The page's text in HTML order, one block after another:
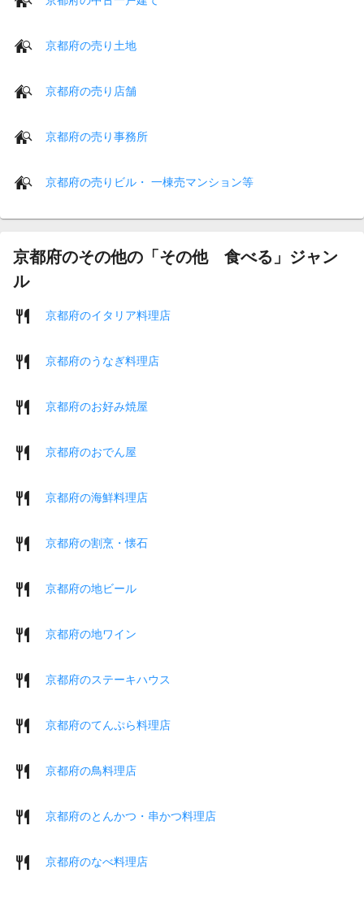
京都府の売り土地
京都府の売り店舗
京都府の売り事務所
京都府の売りビル・ 一棟売マンション等
京都府のその他の「その他 食べる」ジャン
ル
京都府のイタリア料理店
京都府のうなぎ料理店
京都府のお好み焼屋
京都府のおでん屋
京都府の海鮮料理店
京都府の割烹・懐石
京都府の地ビール
京都府の地ワイン
京都府のステーキハウス
京都府のてんぷら料理店
京都府の鳥料理店
京都府のとんかつ・串かつ料理店
京都府のなべ料理店